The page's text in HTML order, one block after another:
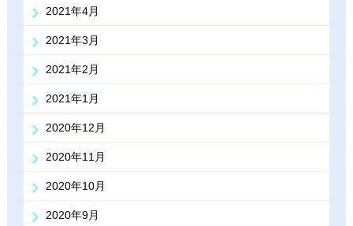
2021年4月
2021年3月
2021年2月
2021年1月
2020年12月
2020年11月
2020年10月
2020年9月